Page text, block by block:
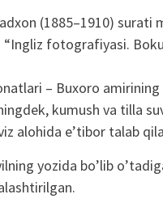
(1885–1910)
fotografiyasi.
– Buxoro
kumush va tilla
alohida e’tibor talab
yozida bo’lib